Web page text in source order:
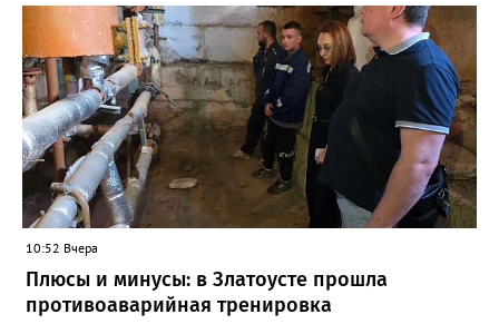
«Благодаря её мудрому руководству в школе сформировался
сильный педагогический коллектив, объединённый общими
ценностями и любовью к своему делу. Для многих Галина
Ивановна навсегда останется не только талантливым
руководителем, но и настоящим Учителем с большой буквы», -
говорится в сообществе школы №23 во ВКонтакте. Свои
соболезнования семье Галины Ивановны выразил глава
Златоуста Олег Решетников. «Её вклад зафиксирован в
важнейших документах школы, но главное - он остался в
людях: в тех учителях, которых она поддержала, в тех
учениках, которых она вдохновила. Заслуженный учитель РФ,
«Отличник народного просвещения», обладатель медали «За
доблестный труд», Галина Ивановна оставила не только
награды и документы, но и работающий, живой механизм
школы, который продолжает жить её принципами», - говорится
в некрологе.
10:52 Вчера
Плюсы и минусы: в Златоусте прошла
противоаварийная тренировка